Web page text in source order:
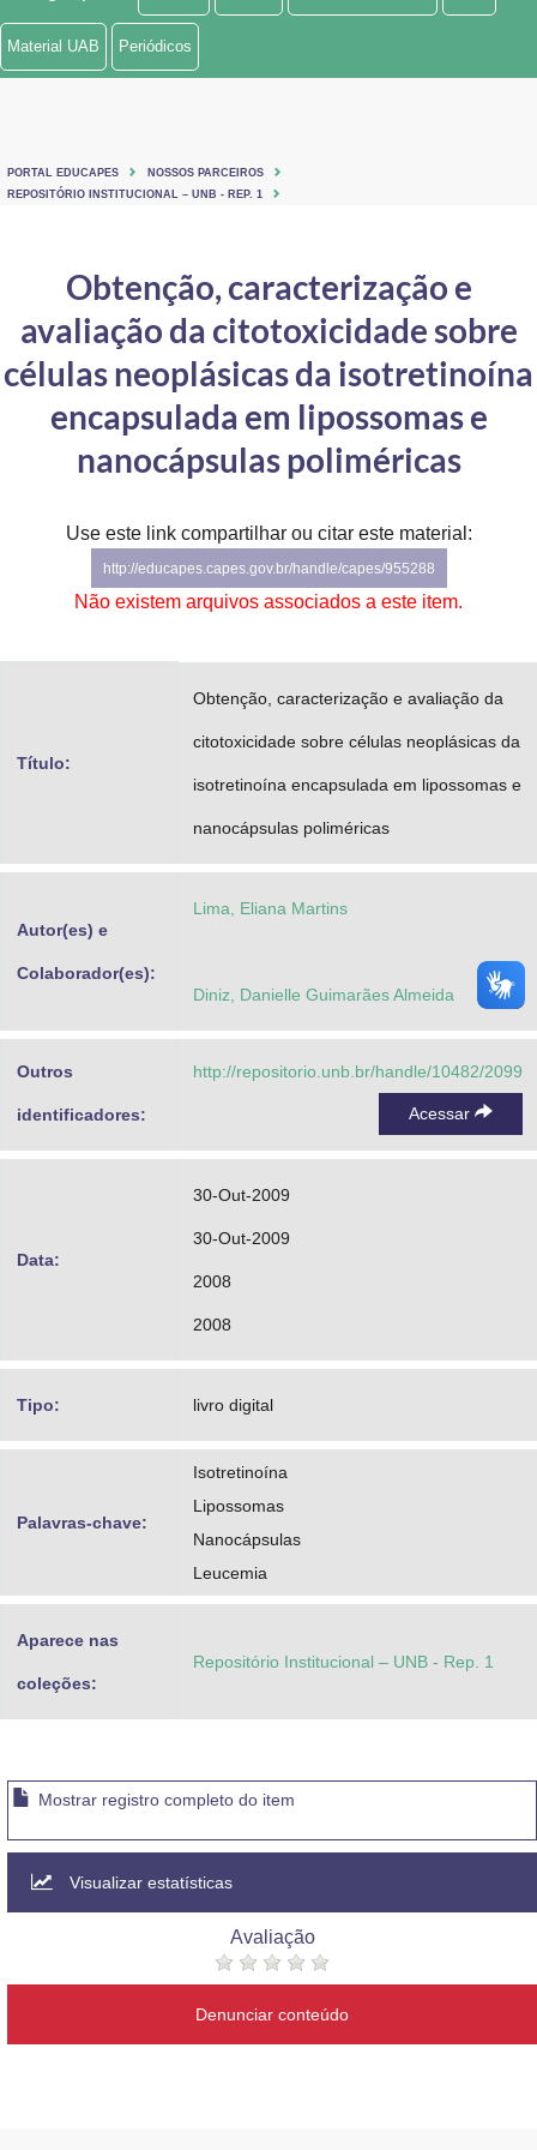
Ministério de Minas e Energia
Ministério do Turismo
Controladoria-Geral da União
Ministério da Mulher, da Família e dos Direitos Humanos
Secretaria de Governo
Advocacia-Geral da União
Banco Central do Brasil
Planalto
Material UAB Periódicos
PORTAL EDUCAPES
NOSSOS PARCEIROS
REPOSITÓRIO INSTITUCIONAL – UNB - REP. 1
Obtenção, caracterização e
avaliação da citotoxicidade sobre
células neoplásicas da isotretinoína
encapsulada em lipossomas e
nanocápsulas poliméricas
Use este link compartilhar ou citar este material:
http://educapes.capes.gov.br/handle/capes/955288
Não existem arquivos associados a este item.
Título:
Obtenção, caracterização e avaliação da
citotoxicidade sobre células neoplásicas da
isotretinoína encapsulada em lipossomas e
nanocápsulas poliméricas
Autor(es) e
Colaborador(es):
Lima, Eliana Martins
Diniz, Danielle Guimarães Almeida
Outros
identificadores:
http://repositorio.unb.br/handle/10482/2099
Acessar
Data:
30-Out-2009
30-Out-2009
2008
2008
Tipo: livro digital
Palavras-chave:
Isotretinoína
Lipossomas
Nanocápsulas
Leucemia
Aparece nas
coleções:
Repositório Institucional – UNB - Rep. 1
Mostrar registro completo do item
Visualizar estatísticas
Avaliação
Denunciar conteúdo